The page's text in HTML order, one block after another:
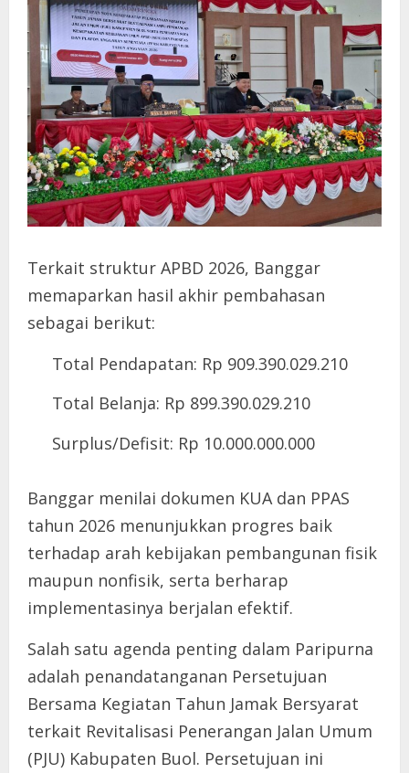
Terkait struktur APBD 2026, Banggar
memaparkan hasil akhir pembahasan
sebagai berikut:
Total Pendapatan: Rp 909.390.029.210
Total Belanja: Rp 899.390.029.210
Surplus/Defisit: Rp 10.000.000.000
Banggar menilai dokumen KUA dan PPAS
tahun 2026 menunjukkan progres baik
terhadap arah kebijakan pembangunan fisik
maupun nonfisik, serta berharap
implementasinya berjalan efektif.
Salah satu agenda penting dalam Paripurna
adalah penandatanganan Persetujuan
Bersama Kegiatan Tahun Jamak Bersyarat
terkait Revitalisasi Penerangan Jalan Umum
(PJU) Kabupaten Buol. Persetujuan ini